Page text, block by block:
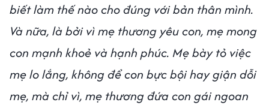
biết làm thế nào cho đúng với bản thân mình.
Và nữa, là bởi vì mẹ thương yêu con, mẹ mong
con mạnh khoẻ và hạnh phúc. Mẹ bày tỏ việc
mẹ lo lắng, không để con bực bội hay giận dỗi
mẹ, mà chỉ vì, mẹ thương đứa con gái ngoan